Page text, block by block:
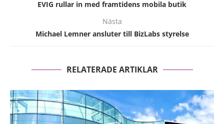
EVIG rullar in med framtidens mobila butik
Nästa
Michael Lemner ansluter till BizLabs styrelse
RELATERADE ARTIKLAR